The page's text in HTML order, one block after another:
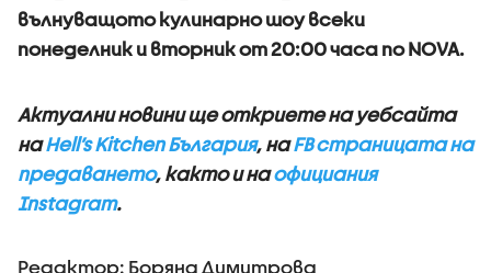
вълнуващото кулинарно шоу всеки
понеделник и вторник от 20:00 часа по NOVA.
Актуални новини ще откриете на уебсайта
наHell’s Kitchen България, наFB страницата на
предаването, както и наофициания
Instagram.
Редактор: Боряна Димитрова